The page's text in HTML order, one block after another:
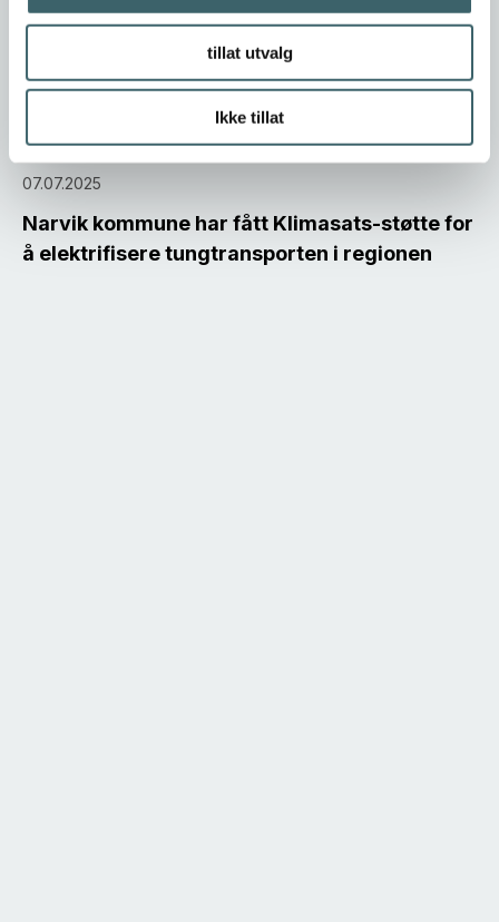
tillat utvalg
Ikke tillat
07.07.2025
Narvik kommune har fått Klimasats-støtte for
å elektrifisere tungtransporten i regionen